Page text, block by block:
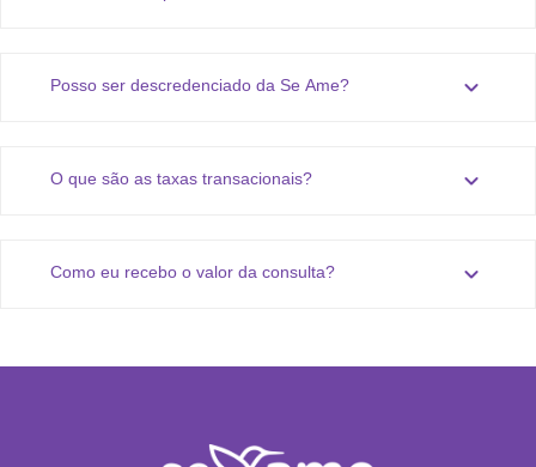
Posso ser descredenciado da Se Ame? expand_more
O que são as taxas transacionais? expand_more
Como eu recebo o valor da consulta? expand_more